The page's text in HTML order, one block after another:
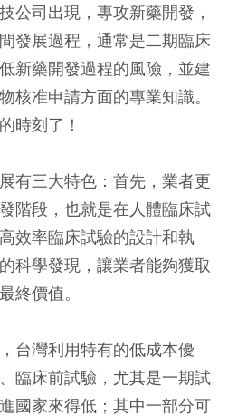
公司出現，專攻新藥開發，
發展過程，通常是二期臨床
新藥開發過程的風險，並建
核准申請方面的專業知識。
時刻了！
有三大特色：首先，業者更
階段，也就是在人體臨床試
效率臨床試驗的設計和執
科學發現，讓業者能夠獲取
終價值。
台灣利用特有的低成本優
臨床前試驗，尤其是一期試
國家來得低；其中一部分可